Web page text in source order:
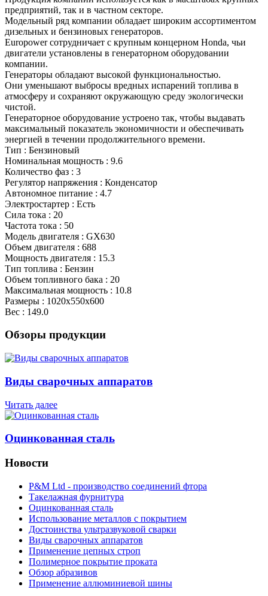
предприятий, так и в частном секторе.
Модельный ряд компании обладает широким ассортиментом
дизельных и бензиновых генераторов.
Europower сотрудничает с крупным концерном Honda, чьи
двигатели установлены в генераторном оборудовании
компании.
Генераторы обладают высокой функциональностью.
Они уменьшают выбросы вредных испарений топлива в
атмосферу и сохраняют окружающую среду экологически
чистой.
Генераторное оборудование устроено так, чтобы выдавать
максимальный показатель экономичности и обеспечивать
энергией в течении продолжительного времени.
Тип : Бензиновый
Номинальная мощность : 9.6
Количество фаз : 3
Регулятор напряжения : Конденсатор
Автономное питание : 4.7
Электростартер : Есть
Сила тока : 20
Частота тока : 50
Модель двигателя : GX630
Объем двигателя : 688
Мощность двигателя : 15.3
Тип топлива : Бензин
Объем топливного бака : 20
Максимальная мощность : 10.8
Размеры : 1020x550x600
Вес : 149.0
Обзоры продукции
Виды сварочных аппаратов
Читать далее
Оцинкованная сталь
Новости
P&M Ltd - производство соединений фтора
Такелажная фурнитура
Оцинкованная сталь
Использование металлов с покрытием
Достоинства ультразвуковой сварки
Виды сварочных аппаратов
Применение цепных строп
Полимерное покрытие проката
Обзор абразивов
Применение аллюминиевой шины